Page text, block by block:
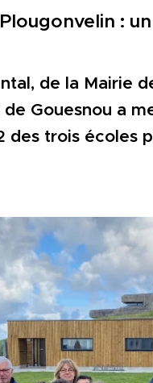
:
de la Mairie
Gouesnou a
des trois écoles